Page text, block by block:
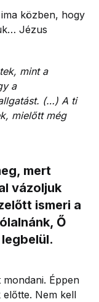
közben, hogy
Jézus
mint a
a
(…) A ti
mielőtt még
mert
vázoljuk
ismeri a
Ő
Éppen
Nem kell